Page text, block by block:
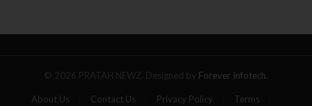
© 2026 PRATAH NEWZ. Designed by Forever Infotech.
About Us Contact Us Privacy Policy
Terms